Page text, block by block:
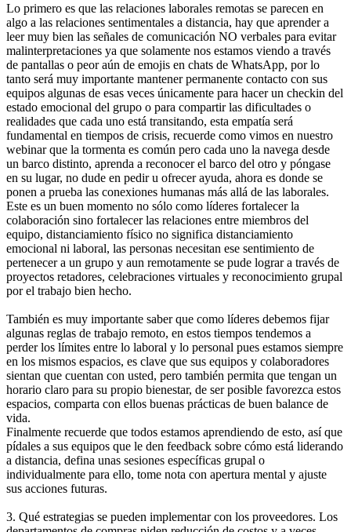
Lo primero es que las relaciones laborales remotas se parecen en
algo a las relaciones sentimentales a distancia, hay que aprender a
leer muy bien las señales de comunicación NO verbales para evitar
malinterpretaciones ya que solamente nos estamos viendo a través
de pantallas o peor aún de emojis en chats de WhatsApp, por lo
tanto será muy importante mantener permanente contacto con sus
equipos algunas de esas veces únicamente para hacer un checkin del
estado emocional del grupo o para compartir las dificultades o
realidades que cada uno está transitando, esta empatía será
fundamental en tiempos de crisis, recuerde como vimos en nuestro
webinar que la tormenta es común pero cada uno la navega desde
un barco distinto, aprenda a reconocer el barco del otro y póngase
en su lugar, no dude en pedir u ofrecer ayuda, ahora es donde se
ponen a prueba las conexiones humanas más allá de las laborales.
Este es un buen momento no sólo como líderes fortalecer la
colaboración sino fortalecer las relaciones entre miembros del
equipo, distanciamiento físico no significa distanciamiento
emocional ni laboral, las personas necesitan ese sentimiento de
pertenecer a un grupo y aun remotamente se pude lograr a través de
proyectos retadores, celebraciones virtuales y reconocimiento grupal
por el trabajo bien hecho.
También es muy importante saber que como líderes debemos fijar
algunas reglas de trabajo remoto, en estos tiempos tendemos a
perder los límites entre lo laboral y lo personal pues estamos siempre
en los mismos espacios, es clave que sus equipos y colaboradores
sientan que cuentan con usted, pero también permita que tengan un
horario claro para su propio bienestar, de ser posible favorezca estos
espacios, comparta con ellos buenas prácticas de buen balance de
vida.
Finalmente recuerde que todos estamos aprendiendo de esto, así que
pídales a sus equipos que le den feedback sobre cómo está liderando
a distancia, defina unas sesiones específicas grupal o
individualmente para ello, tome nota con apertura mental y ajuste
sus acciones futuras.
3. Qué estrategias se pueden implementar con los proveedores. Los